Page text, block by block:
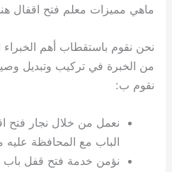
ماهي مميزات معلم فتح اقفال
نحن نقوم باستقطاب أهم
من الخبرة في تركيب وتبديل
نقوم ب:
نعمل من خلال نجار فتح
الباب مع المحافظة
نؤمن خدمة فتح قفل باب